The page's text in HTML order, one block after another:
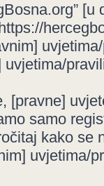
[u
[pravne]
samo
kako se
uvjetima/